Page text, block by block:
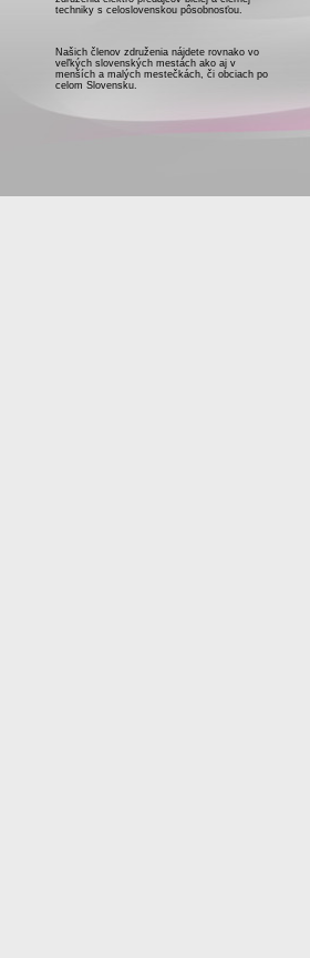
techniky s celoslovenskou pôsobnosťou.
Našich členov združenia nájdete rovnako vo
veľkých slovenských mestách ako aj v
menších a malých mestečkách, či obciach po
celom Slovensku.